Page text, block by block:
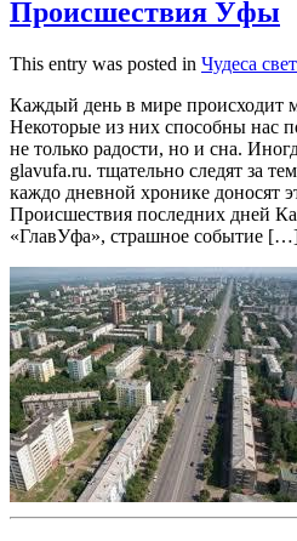
Происшествия Уфы
This entry was posted in Чудеса
Каждый день в мире происходит
Некоторые из них способны нас
не только радости, но и сна.
glavufa.ru. тщательно следят за
каждо дневной хронике доносят
Происшествия последних дней
«ГлавУфа», страшное событие